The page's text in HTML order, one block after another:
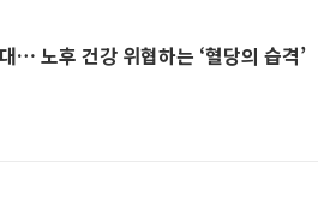
… 노후 건강 위협하는 ‘혈당의 습격’